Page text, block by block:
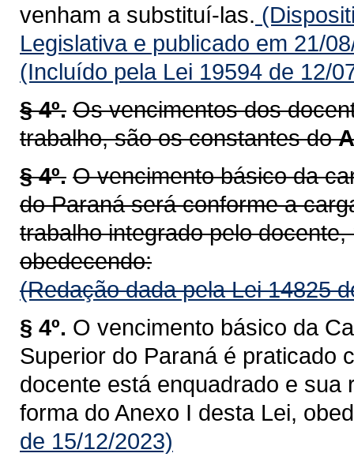
venham a substituí-las.
Legislativa e publicado em 21/
(Incluído pela Lei 19594 de 12/
§ 4º. Os vencimentos dos
trabalho, são os constantes do
§ 4º. O vencimento básico da
do Paraná será conforme a
trabalho integrado pelo
obedecendo:
(Redação dada pela Lei 14825
§ 4º. O vencimento básico da
Superior do Paraná é praticado
docente está enquadrado e
forma do Anexo I desta Lei,
de 15/12/2023)